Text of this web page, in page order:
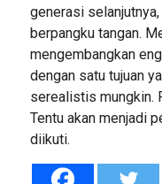
generasi
berpangku tangan.
mengembangkan
dengan satu tujuan
serealistis mungkin.
Tentu akan menjadi
diikuti.